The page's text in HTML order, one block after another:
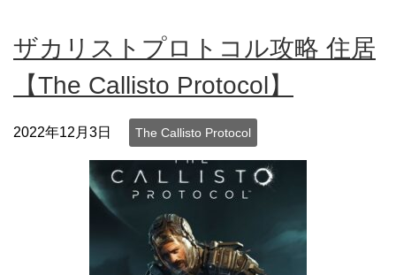
ザカリストプロトコル攻略 住居
【The Callisto Protocol】
2022年12月3日 The Callisto Protocol